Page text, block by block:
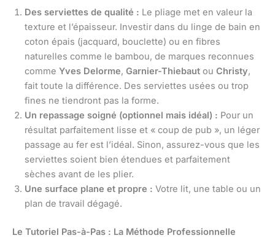
Des serviettes de qualité : Le pliage met en valeur la
texture et l’épaisseur. Investir dans du linge de bain en
coton épais (jacquard, bouclette) ou en fibres
naturelles comme le bambou, de marques reconnues
comme Yves Delorme, Garnier-Thiebaut ou Christy,
fait toute la différence. Des serviettes usées ou trop
fines ne tiendront pas la forme.
Un repassage soigné (optionnel mais idéal) : Pour un
résultat parfaitement lisse et « coup de pub », un léger
passage au fer est l’idéal. Sinon, assurez-vous que les
serviettes soient bien étendues et parfaitement
sèches avant de les plier.
Une surface plane et propre : Votre lit, une table ou un
plan de travail dégagé.
Le Tutoriel Pas-à-Pas : La Méthode Professionnelle